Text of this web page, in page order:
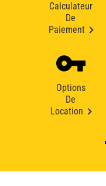
Calculateur
De
Paiement
Options
De
Location